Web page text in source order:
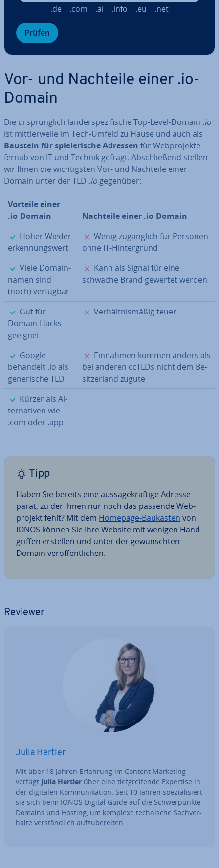
.de .com .ai .info .eu .net
Prüfen
Vor- und Nachteile einer .io-
Domain
Die ur­sprüng­lich län­der­spe­zi­fi­sche Top-Level-Domain .io
ist mitt­ler­wei­le im Tech-Umfeld zu Hause und auch als
Baustein für spie­le­ri­sche Adressen für Web­pro­jek­te
fernab von IT und Technik gefragt. Ab­schlie­ßend stellen
wir Ihnen die wich­tigs­ten Vor- und Nachteile einer
Domain unter der TLD .io gegenüber:
Vorteile einer
.io-Domain
Nachteile einer .io-Domain
✓
Hoher Wie­der­
erken­nungs­wert
✗
Wenig zu­gäng­lich für Personen
ohne IT-Hin­ter­grund
✓
Viele Do­main­
na­men sind
(noch) verfügbar
✗
Kann als Signal für eine
schwache Brand gewertet werden
✓
Gut für
Domain-Hacks
geeignet
✗
Ver­hält­nis­mä­ßig teuer
✓
Google
behandelt .io als
ge­ne­ri­sche TLD
✗
Einnahmen kommen anders als
bei anderen ccTLDs nicht dem Be­
sitz­er­land zugute
✓
Kürzer als Al­
ter­na­ti­ven wie
.com oder .app
Tipp
Haben Sie bereits eine aus­sa­ge­kräf­ti­ge Adresse
parat, zu der Ihnen nur noch das passende Web­
pro­jekt fehlt? Mit dem Homepage-Baukasten von
IONOS können Sie Ihre Website mit wenigen Hand­
grif­fen erstellen und unter der ge­wünsch­ten
Domain ver­öf­fent­li­chen.
Reviewer
Julia Hertler
Mit über 18 Jahren Erfahrung im Content Marketing
verfügt Julia Hertler über eine tief­grei­fen­de Expertise in
der digitalen Kom­mu­ni­ka­ti­on. Seit 10 Jahren spe­zia­li­siert
sie sich beim IONOS Digital Guide auf die Schwer­punk­te
Domains und Hosting, um komplexe tech­ni­sche Sach­ver­
hal­te ver­ständ­lich auf­zu­be­rei­ten.